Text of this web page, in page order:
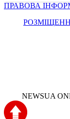
ПРАВОВА
NEWSUA